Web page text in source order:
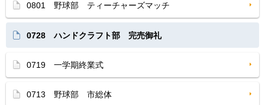
0801 野球部 ティーチャーズマッチ
0728 ハンドクラフト部 完売御礼
0719 一学期終業式
0713 野球部 市総体